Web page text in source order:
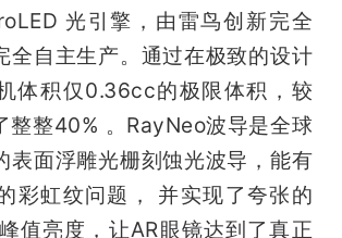
光引擎，由雷鸟创新完全
全自主生产。通过在极致的设计
体积仅0.36cc的极限体积，较
整整40% 。RayNeo波导是全球
表面浮雕光栅刻蚀光波导，能有
彩虹纹问题， 并实现了夸张的
值亮度，让AR眼镜达到了真正